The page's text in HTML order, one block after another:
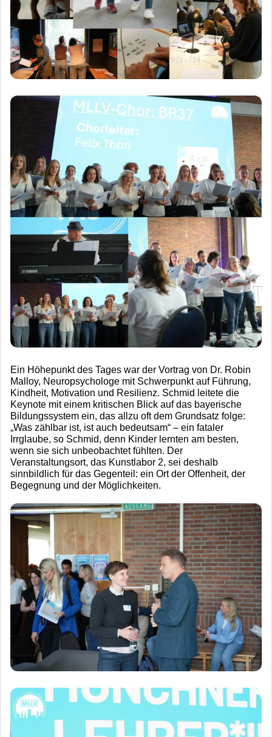
Ein Höhepunkt des Tages war der Vortrag von Dr. Robin
Malloy, Neuropsychologe mit Schwerpunkt auf Führung,
Kindheit, Motivation und Resilienz. Schmid leitete die
Keynote mit einem kritischen Blick auf das bayerische
Bildungssystem ein, das allzu oft dem Grundsatz folge:
„Was zählbar ist, ist auch bedeutsam“ – ein fataler
Irrglaube, so Schmid, denn Kinder lernten am besten,
wenn sie sich unbeobachtet fühlten. Der
Veranstaltungsort, das Kunstlabor 2, sei deshalb
sinnbildlich für das Gegenteil: ein Ort der Offenheit, der
Begegnung und der Möglichkeiten.